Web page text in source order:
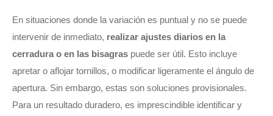
En situaciones donde la variación es puntual y no se puede
intervenir de inmediato, realizar ajustes diarios en la
cerradura o en las bisagras puede ser útil. Esto incluye
apretar o aflojar tornillos, o modificar ligeramente el ángulo de
apertura. Sin embargo, estas son soluciones provisionales.
Para un resultado duradero, es imprescindible identificar y